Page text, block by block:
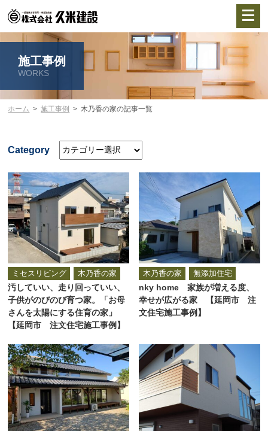
施工事例
WORKS
ホーム 施工事例 木乃香の家の記事一覧
Category
ミセスリビング 木乃香の家
汚していい、走り回っていい、
子供がのびのび育つ家。「お母
さんを太陽にする住育の家」
【延岡市 注文住宅施工事例】
木乃香の家 無添加住宅
nky home 家族が増える度、
幸せが広がる家 【延岡市 注
文住宅施工事例】